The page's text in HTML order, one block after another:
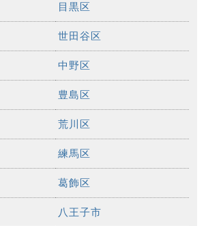
目黒区
世田谷区
中野区
豊島区
荒川区
練馬区
葛飾区
八王子市